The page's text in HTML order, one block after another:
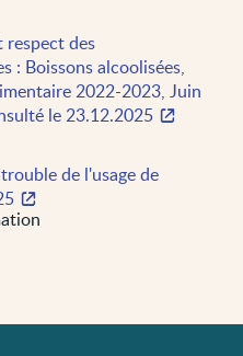
respect des
: Boissons alcoolisées,
2022-2023, Juin
le 23.12.2025
de l'usage de